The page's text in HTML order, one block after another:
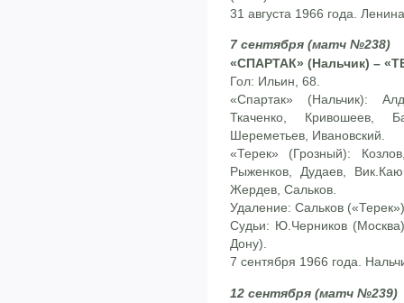
31 августа 1966 года.
7 сентября (матч №238)
«СПАРТАК» (Нальчик) –
Гол: Ильин, 68.
«Спартак» (Нальчик):
Ткаченко, Кривошеев,
Шереметьев, Ивановский.
«Терек» (Грозный):
Рыженков, Дудаев,
Жердев, Сальков.
Удаление: Сальков
Судьи: Ю.Черников
Дону).
7 сентября 1966 года.
12 сентября (матч №239)